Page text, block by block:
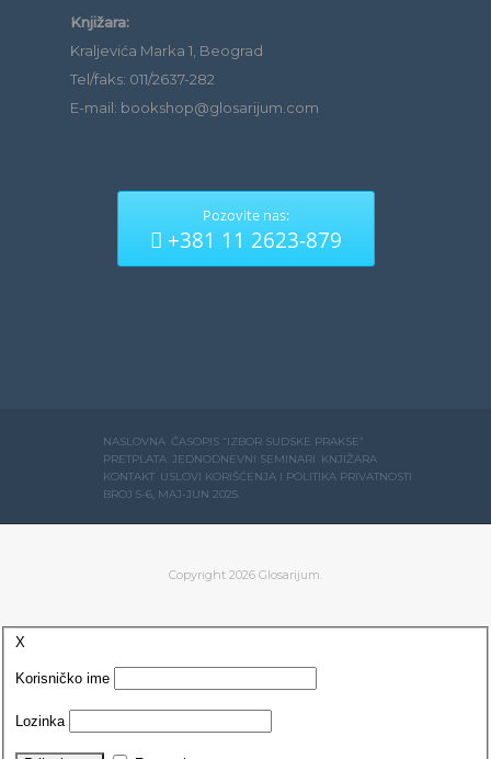
Knjižara:
Kraljevića Marka 1, Beograd
Tel/faks: 011/2637-282
E-mail: bookshop@glosarijum.com
Pozovite nas:
+381 11 2623-879
NASLOVNA ČASOPIS “IZBOR SUDSKE PRAKSE”
PRETPLATA JEDNODNEVNI SEMINARI KNJIŽARA
KONTAKT USLOVI KORIŠĆENJA I POLITIKA PRIVATNOSTI
BROJ 5-6, MAJ-JUN 2025.
Copyright 2026 Glosarijum.
X
Korisničko ime
Lozinka